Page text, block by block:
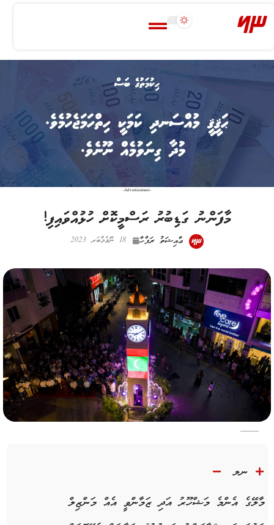
-Advertisement-
މާފަންނު ގަޑިބުރު ރަސްމީކޮށް ހުޅުއްވައިފި!
ޢާއިޝަތު ރަފްހާ 18 ނޮވެމްބަރ 2023
ނލ
މާލޭގެ އެންމެ މަޝްހޫރު އަދި ޒަމާންވީ އެއް މަންޒިލް